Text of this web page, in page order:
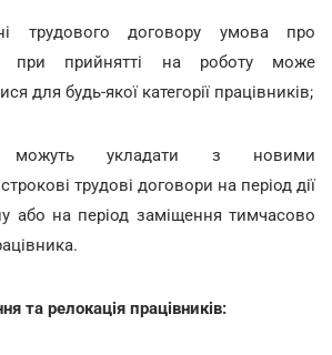
трудового договору умова про
при прийнятті на роботу може
для будь-якої категорії працівників;
можуть укладати з новими
трудові договори на період дії
або на період заміщення тимчасово
та релокація працівників: